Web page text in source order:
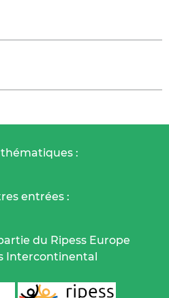
thématiques :
entrées :
du Ripess Europe
Intercontinental